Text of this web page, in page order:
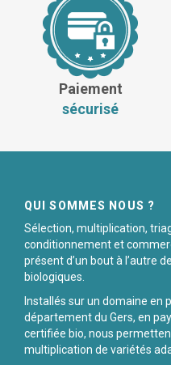
Paiement
sécurisé
QUI SOMMES NOUS ?
Sélection, multiplication,
conditionnement et
présent d’un bout à l’autre
biologiques.
Installés sur un domaine en
département du Gers, en
certifiée bio, nous
multiplication de variétés